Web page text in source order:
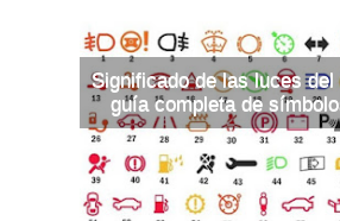
Significado de las luces
guía completa de